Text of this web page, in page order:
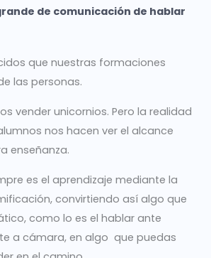
de comunicación de hablar
que nuestras formaciones
las personas.
vender unicornios. Pero la realidad
nos hacen ver el alcance
enseñanza.
es el aprendizaje mediante la
convirtiendo así algo que
como lo es el hablar ante
a cámara, en algo que puedas